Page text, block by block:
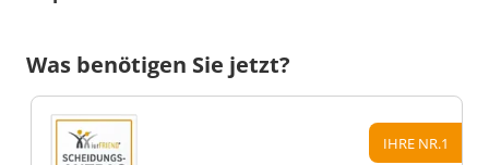
Was benötigen Sie jetzt?
IHRE NR.1